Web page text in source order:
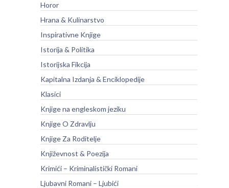
Horor
Hrana & Kulinarstvo
Inspirativne Knjige
Istorija & Politika
Istorijska Fikcija
Kapitalna Izdanja & Enciklopedije
Klasici
Knjige na engleskom jeziku
Knjige O Zdravlju
Knjige Za Roditelje
Književnost & Poezija
Krimići – Kriminalistički Romani
Ljubavni Romani – Ljubići